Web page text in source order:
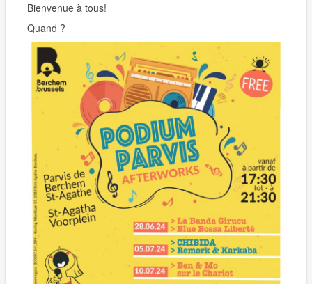
Bienvenue à tous!
Quand ?